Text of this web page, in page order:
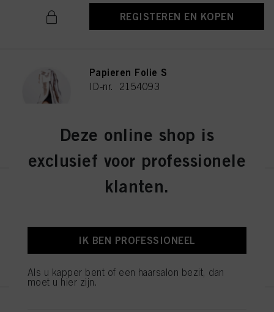
REGISTEREN EN KOPEN
Papieren Folie S
ID-nr. 2154093
REGISTEREN EN KOPEN
Water Spray Fles
REGISTEREN EN KOPEN
Deze online shop is
exclusief voor professionele
klanten.
IK BEN PROFESSIONEEL
Als u kapper bent of een haarsalon bezit, dan
moet u hier zijn.